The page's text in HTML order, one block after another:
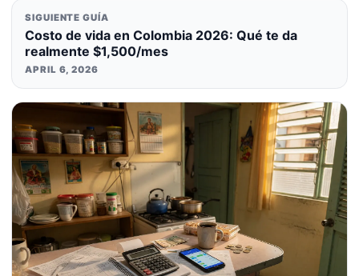
SIGUIENTE GUÍA
Costo de vida en Colombia 2026: Qué te da
realmente $1,500/mes
APRIL 6, 2026